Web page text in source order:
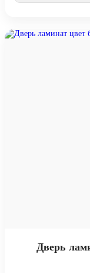
Дверь